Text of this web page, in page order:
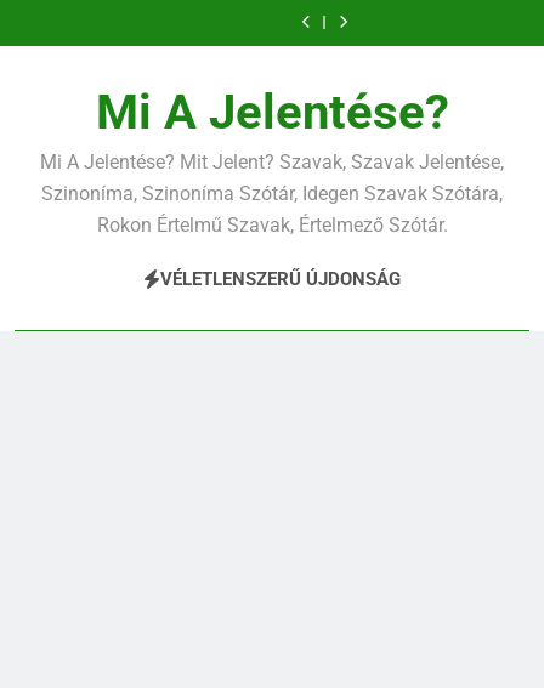
a
jelentése
Civilizáció
jelentése
Contemporary
Mi A Jelentése?
Mi A Jelentése? Mit Jelent? Szavak, Szavak Jelentése,
Szinoníma, Szinoníma Szótár, Idegen Szavak Szótára,
Rokon Értelmű Szavak, Értelmező Szótár.
VÉLETLENSZERŰ ÚJDONSÁG